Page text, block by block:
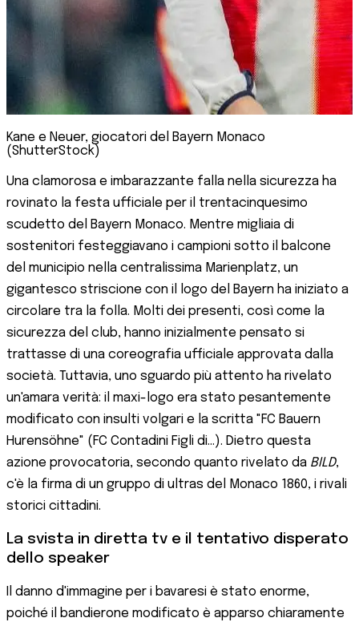
Kane e Neuer, giocatori del Bayern Monaco
(ShutterStock)
Una clamorosa e imbarazzante falla nella sicurezza ha
rovinato la festa ufficiale per il trentacinquesimo
scudetto del Bayern Monaco. Mentre migliaia di
sostenitori festeggiavano i campioni sotto il balcone
del municipio nella centralissima Marienplatz, un
gigantesco striscione con il logo del Bayern ha iniziato a
circolare tra la folla. Molti dei presenti, così come la
sicurezza del club, hanno inizialmente pensato si
trattasse di una coreografia ufficiale approvata dalla
società. Tuttavia, uno sguardo più attento ha rivelato
un'amara verità: il maxi-logo era stato pesantemente
modificato con insulti volgari e la scritta "FC Bauern
Hurensöhne" (FC Contadini Figli di...). Dietro questa
azione provocatoria, secondo quanto rivelato da BILD,
c'è la firma di un gruppo di ultras del Monaco 1860, i rivali
storici cittadini.
La svista in diretta tv e il tentativo disperato
dello speaker
Il danno d'immagine per i bavaresi è stato enorme,
poiché il bandierone modificato è apparso chiaramente